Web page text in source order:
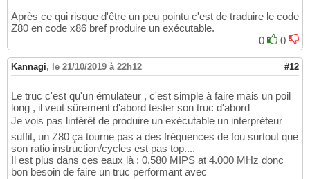
Après ce qui risque d'être un peu pointu c'est de traduire le code
Z80 en code x86 bref produire un exécutable.
0
0
Kannagi, le 21/10/2019 à 22h12 #12
Le truc c'est qu'un émulateur , c'est simple à faire mais un poil
long , il veut sûrement d'abord tester son truc d'abord
Je vois pas lintérêt de produire un exécutable un interpréteur
suffit, un Z80 ça tourne pas a des fréquences de fou surtout que
son ratio instruction/cycles est pas top....
Il est plus dans ces eaux là : 0.580 MIPS at 4.000 MHz donc
bon besoin de faire un truc performant avec